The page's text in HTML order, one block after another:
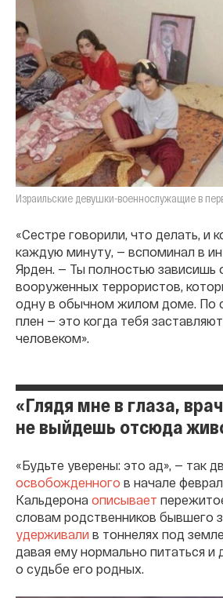
Израильские девушки-военнослужащие в
«Сестре говорили, что делать, и
каждую минуту, — вспоминал в
Ярден. — Ты полностью зависишь
вооруженных террористов,
одну в обычном жилом доме. По
плен — это когда тебя
человеком».
«Глядя мне в глаза,
не выйдешь отсюда
«Будьте уверены: это ад», — так
освобожденного в начале
Кальдерона описывает
словам родственников бывшего
удерживали в тоннелях под
давая ему нормально питаться и
о судьбе его родных.